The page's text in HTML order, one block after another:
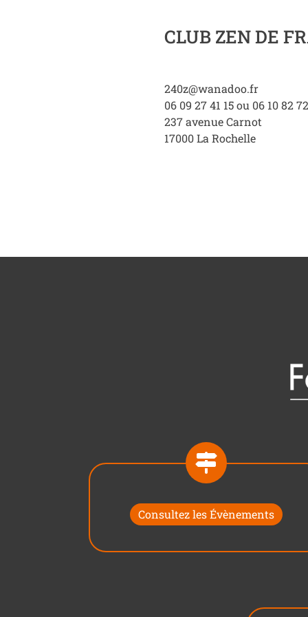
CLUB ZEN DE
240z@wanadoo.fr
06 09 27 41 15 ou 06 10 82
237 avenue Carnot
17000La Rochelle
Consultez les Évènements